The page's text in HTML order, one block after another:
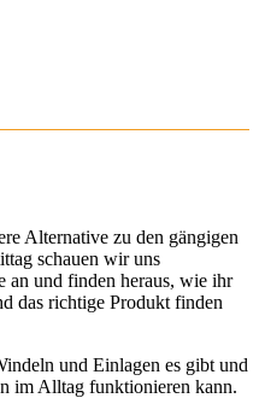
Alternative zu den gängigen
schauen wir uns
an und finden heraus, wie ihr
das richtige Produkt finden
und Einlagen es gibt und
im Alltag funktionieren kann.